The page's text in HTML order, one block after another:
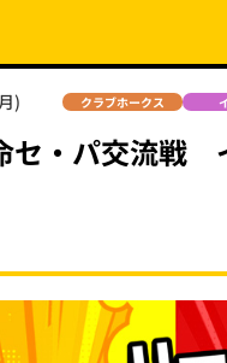
) クラブホークス
セ・パ交流戦